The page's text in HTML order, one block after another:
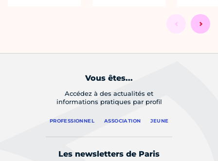
Vous êtes...
Accédez à des actualités et
informations pratiques par profil
PROFESSIONNEL ASSOCIATION JEUNE
Les newsletters de Paris